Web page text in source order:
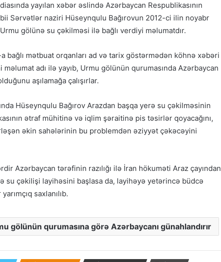
yayılan xəbər əslində Azərbaycan Respublikasının
Sərvətlər naziri Hüseynqulu Bağırovun 2012-ci ilin noyabr
Urmu gölünə su çəkilməsi ilə bağlı verdiyi məlumatdır.
a bağlı mətbuat orqanları ad və tarix göstərmədən köhnə xəbəri
adı ilə yayıb, Urmu gölünün qurumasında Azərbaycan
aşılamağa çalışırlar.
Hüseynqulu Bağırov Arazdan başqa yerə su çəkilməsinin
ətraf mühitinə və iqlim şəraitinə pis təsirlər qoyacağını,
əkin sahələrinin bu problemdən əziyyət çəkəcəyini
Azərbaycan tərəfinin razılığı ilə İran hökuməti Araz çayından
su çəkilişi layihəsini başlasa da, layihəyə yetərincə büdcə
saxlanılıb.
gölünün qurumasına görə Azərbaycanı günahlandırır
Qacarların həqiqi varisi ortaya çıxdı –
Əhməd Şahın nəticəsi ilə ÖZƏL
MÜSAHİBƏ
dəstəkləmək və küçə etirazlarına
çağırışla bağlı bəyanatı